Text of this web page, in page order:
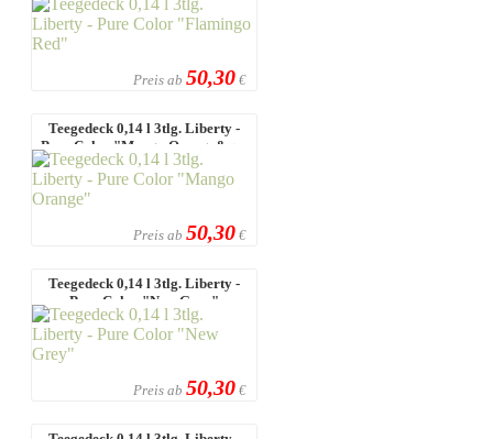
Preis ab 50,30 €
Teegedeck 0,14 l 3tlg. Liberty -
Pure Color "Mango Orange&q ...
Preis ab 50,30 €
Teegedeck 0,14 l 3tlg. Liberty -
Pure Color "New Grey"
Preis ab 50,30 €